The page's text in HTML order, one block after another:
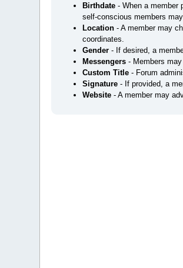
Birthdate - When a member
self-conscious members
Location - A member may
coordinates.
Gender - If desired, a
Messengers - Members
Custom Title - Forum
Signature - If provided, a
Website - A member may